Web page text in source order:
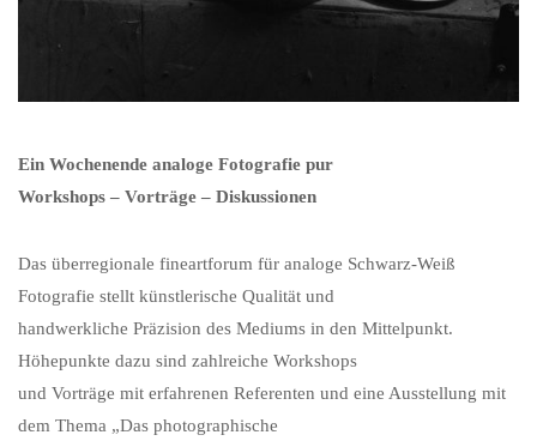
Ein Wochenende analoge Fotografie pur
Workshops – Vorträge – Diskussionen
Das überregionale fineartforum für analoge Schwarz-Weiß
Fotografie stellt künstlerische Qualität und
handwerkliche Präzision des Mediums in den Mittelpunkt.
Höhepunkte dazu sind zahlreiche Workshops
und Vorträge mit erfahrenen Referenten und eine Ausstellung mit
dem Thema „Das photographische